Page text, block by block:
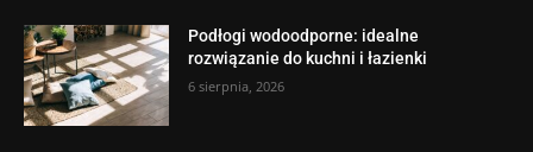
Podłogi wodoodporne: idealne
rozwiązanie do kuchni i łazienki
6 sierpnia, 2026